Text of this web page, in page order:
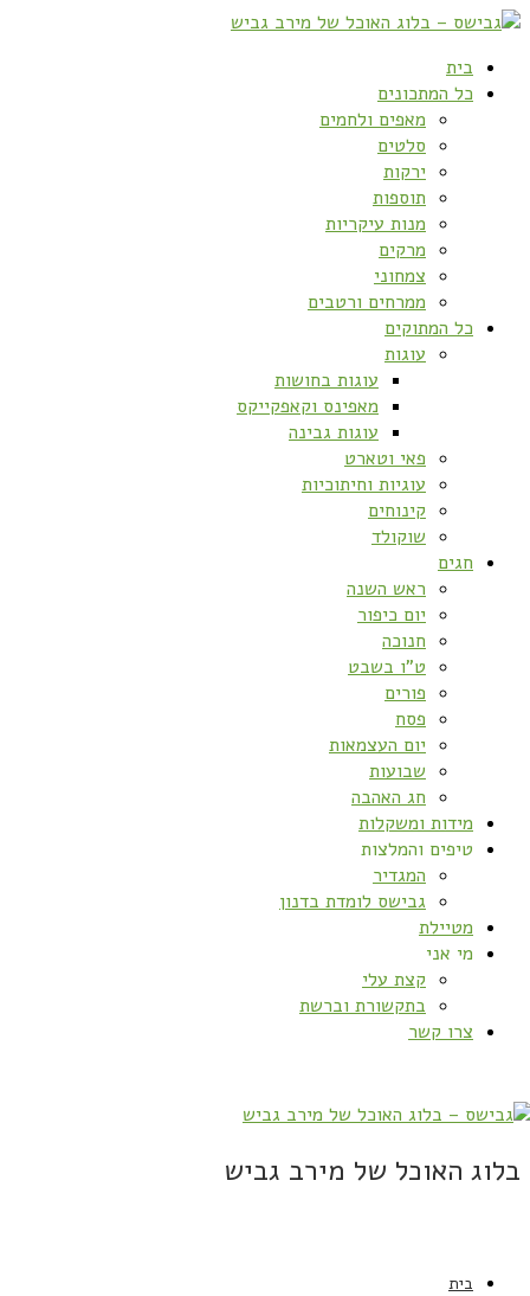
בית
כל המתכונים
מאפים ולחמים
סלטים
ירקות
תוספות
מנות עיקריות
מרקים
צמחוני
ממרחים ורטבים
כל המתוקים
עוגות
עוגות בחושות
מאפינס וקאפקייקס
עוגות גבינה
פאי וטארט
עוגיות וחיתוכיות
קינוחים
שוקולד
חגים
ראש השנה
יום כיפור
חנוכה
ט”ו בשבט
פורים
פסח
יום העצמאות
שבועות
חג האהבה
מידות ומשקלות
טיפים והמלצות
המגדיר
גבישס לומדת בדנון
מטיילת
מי אני
קצת עלי
בתקשורת וברשת
צרו קשר
בלוג האוכל של מירב גביש
בית